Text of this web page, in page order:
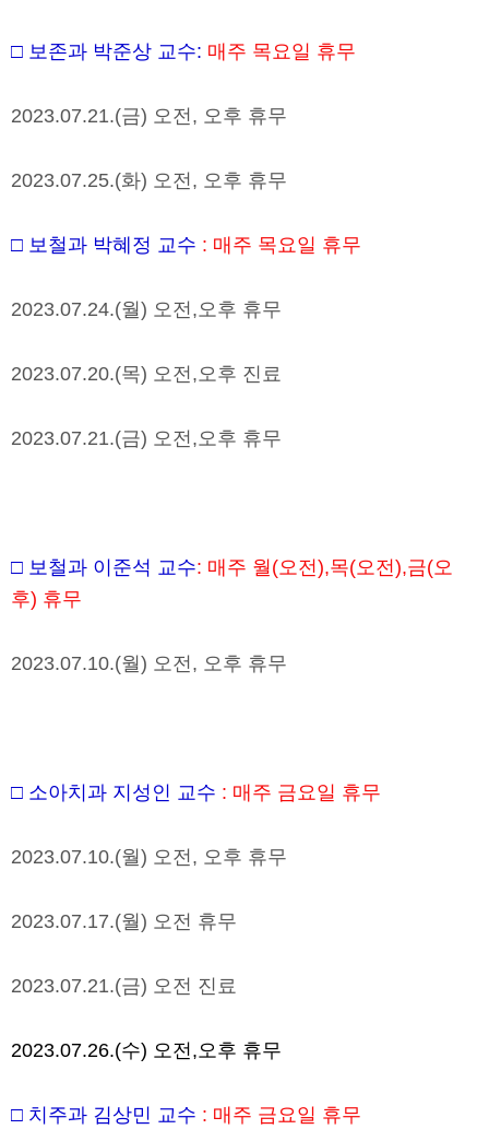
□ 보존과 박준상 교수: 매주 목요일 휴무
2023.07.21.(금) 오전, 오후 휴무
2023.07.25.(화) 오전, 오후 휴무
□ 보철과 박혜정 교수 : 매주 목요일 휴무
2023.07.24.(월) 오전,오후 휴무
2023.07.20.(목) 오전,오후 진료
2023.07.21.(금) 오전,오후 휴무
□ 보철과 이준석 교수: 매주 월 (오전),목(오전),금(오
후) 휴무
2023.07.10.(월) 오전, 오후 휴무
□ 소아치과 지성인 교수 : 매주 금요일 휴무
2023.07.10.(월) 오전, 오후 휴무
2023.07.17.(월) 오전 휴무
2023.07.21.(금) 오전 진료
2023.07.26.(수) 오전,오후 휴무
□ 치주과 김상민 교수 : 매주 금요일 휴무